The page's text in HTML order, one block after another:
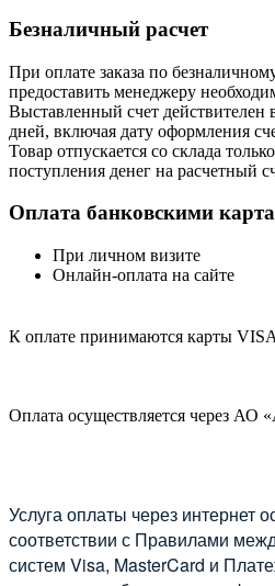
Безналичный расчет
При оплате заказа по
предоставить менеджеру
Выставленный счет действителен
дней, включая дату оформления
Товар отпускается со склада
поступления денег на расчетный
Оплата банковскими
При личном визите
Онлайн-оплата на сайте
К оплате принимаются карты
Оплата осуществляется через
Услуга оплаты через интернет
соответствии с Правилами
систем Visa, MasterCard и